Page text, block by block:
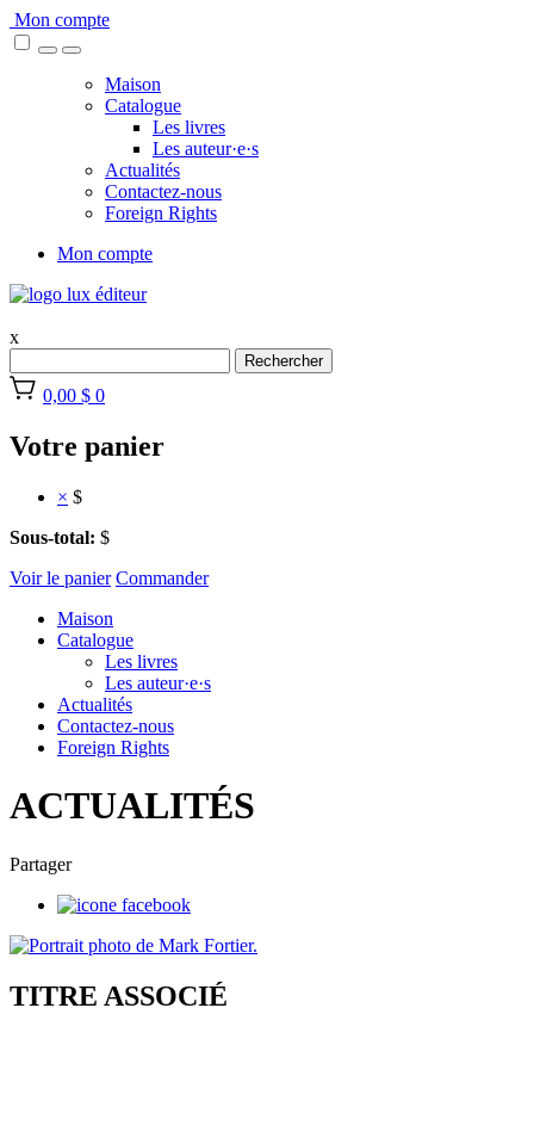
Skip
to
Mon compte
Maison
Catalogue
Les livres
Les auteur·e·s
Actualités
Contactez-nous
Foreign Rights
Mon compte
x
Rechercher
0,00 $ 0
Votre panier
× $
Sous-total: $
Voir le panier Commander
Maison
Catalogue
Les livres
Les auteur·e·s
Actualités
Contactez-nous
Foreign Rights
ACTUALITÉS
Partager
TITRE ASSOCIÉ